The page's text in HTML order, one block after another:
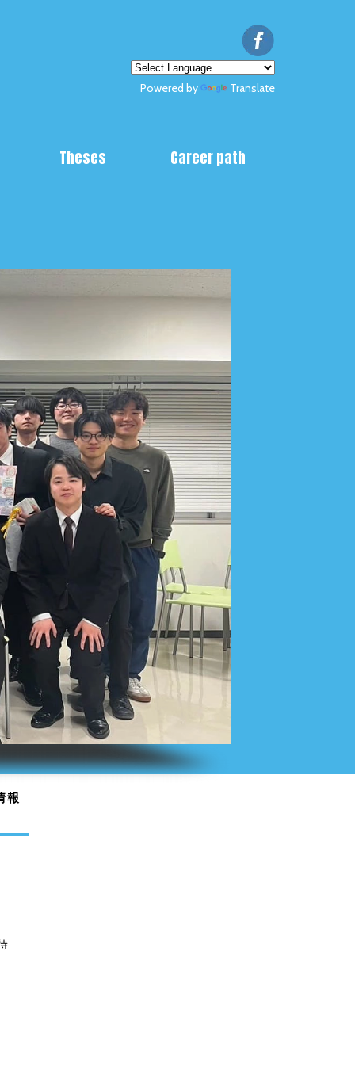
Powered by Translate
Theses Career path
報